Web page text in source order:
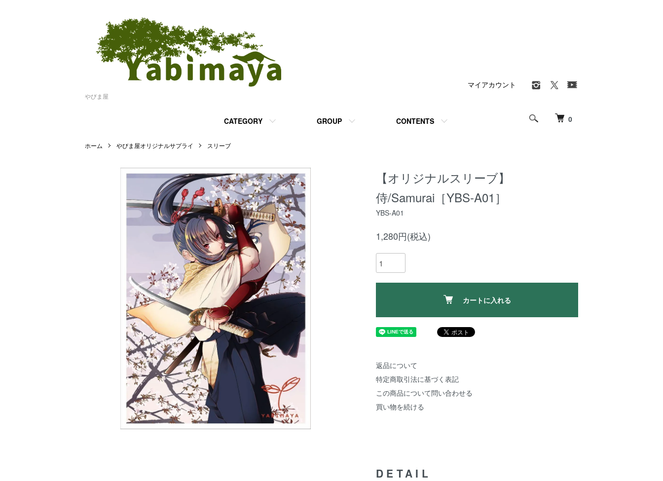
やびま屋
0
CATEGORY GROUP CONTENTS
マイアカウント
ホーム やびま屋オリジナルサプライ スリーブ
【オリジナルスリーブ】
侍/Samurai［YBS-A01］
YBS-A01
1,280円(税込)
カートに入れる
返品について
特定商取引法に基づく表記
この商品について問い合わせる
買い物を続ける
DETAIL